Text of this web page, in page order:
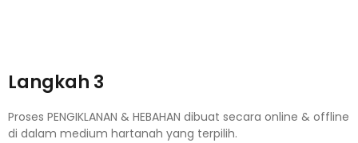
Langkah 3
Proses PENGIKLANAN & HEBAHAN dibuat secara online & offline
di dalam medium hartanah yang terpilih.